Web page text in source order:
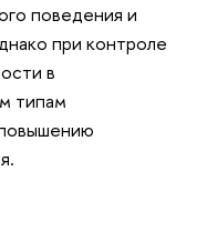
поведения и
при контроле
в
типам